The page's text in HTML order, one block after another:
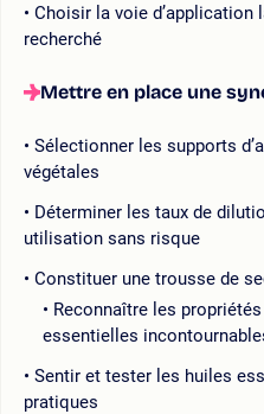
Choisir la voie d’application
recherché
Mettre en place une
Sélectionner les supports
végétales
Déterminer les taux de
utilisation sans risque
Constituer une trousse de
Reconnaître les
essentielles
Sentir et tester les huiles
pratiques